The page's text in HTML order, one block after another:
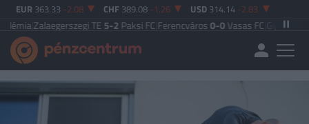
EUR 363.33 -2.08 CHF 389.08 -1.26 USD 314.14 -2.83
TE5-2Paksi FC|Ferencváros 0-0Vasas FC|Győri ETO FC